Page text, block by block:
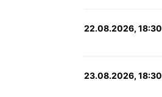
22.08.2026, 18:30
23.08.2026, 18:30